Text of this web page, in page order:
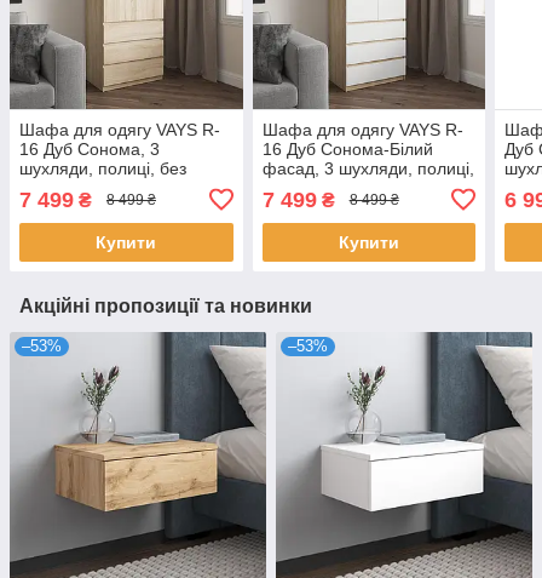
Шафа для одягу VAYS R-
16 Дуб Сонома, 3
шухляди, полиці, без
ручок, ЛДСП, 80×50×211
см – для спальні, вітальні,
передпокоюа
7 499 ₴ 8 499 ₴
Купити
Шафа для одягу VAYS R-
16 Дуб Сонома-Білий
фасад, 3 шухляди, полиці,
80×50×211 см – для
спальні, вітальні,
7 499₴ 8 499 ₴
Купити
Дуб
см –
6
Акційні пропозиції та новинки
–53% –53%